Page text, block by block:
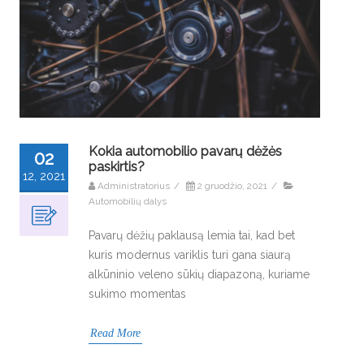
02
12, 2021
Kokia automobilio pavarų dėžės
paskirtis?
Administratorius / 2 gruodžio, 2021 /
Automobilių dalys
Pavarų dėžių paklausą lemia tai, kad bet
kuris modernus variklis turi gana siaurą
alkūninio veleno sūkių diapazoną, kuriame
sukimo momentas
Read More